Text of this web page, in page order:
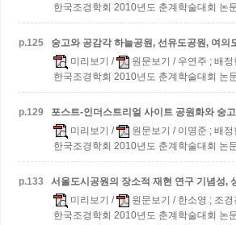
한국조경학회 2010년도 춘계학술대회 논
p.125 숭고와 공감각하늘공원, 선유도공원, 여의
미리보기 / 원문보기 / 우연주 ; 배정
한국조경학회 2010년도 춘계학술대회 논
p.129
포스트-인더스트리얼 사이트 공원화와 숭
미리보기 / 원문보기 / 이명준 ; 배정
한국조경학회 2010년도 춘계학술대회 논
p.133 서울도시공원의 장소적 재현 연구 기념성,
미리보기 / 원문보기 / 한소영 ; 조경
한국조경학회 2010년도 춘계학술대회 논